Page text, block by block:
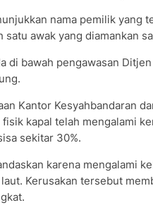
nama pemilik yang
satu awak yang diamankan
di bawah pengawasan
Kantor Kesyahbandaran
kapal telah mengalami
sekitar 30%.
karena mengalami
Kerusakan tersebut